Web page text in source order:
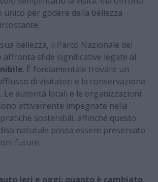
unico per godere della bellezza
bellezza, il Parco Nazionale dei
affronta sfide significative legate al
. È fondamentale trovare un
di visitatori e la conservazione
Le autorità locali e le organizzazioni
attivamente impegnate nella
sostenibili, affinché questo
naturale possa essere preservato
future.
ieri e oggi: quanto è cambiato